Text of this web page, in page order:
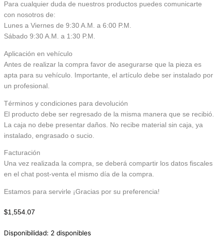
Para cualquier duda de nuestros productos puedes comunicarte
con nosotros de:
Lunes a Viernes de 9:30 A.M. a 6:00 P.M.
Sábado 9:30 A.M. a 1:30 P.M.
Aplicación en vehículo
Antes de realizar la compra favor de asegurarse que la pieza es
apta para su vehículo. Importante, el artículo debe ser instalado por
un profesional.
Términos y condiciones para devolución
El producto debe ser regresado de la misma manera que se recibió.
La caja no debe presentar daños. No recibe material sin caja, ya
instalado, engrasado o sucio.
Facturación
Una vez realizada la compra, se deberá compartir los datos fiscales
en el chat post-venta el mismo día de la compra.
Estamos para servirle ¡Gracias por su preferencia!
$1,554.07
Disponibilidad: 2 disponibles